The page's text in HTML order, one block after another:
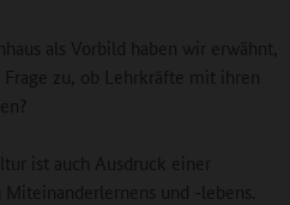
als Vorbild haben wir erwähnt,
zu, ob Lehrkräfte mit ihren
ist auch Ausdruck einer
und -lebens.